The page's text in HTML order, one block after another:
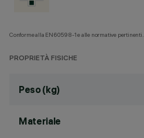
Conforme alla EN60598-1 e alle normative pertinenti.
PROPRIETÀ FISICHE
Peso (kg)
Materiale